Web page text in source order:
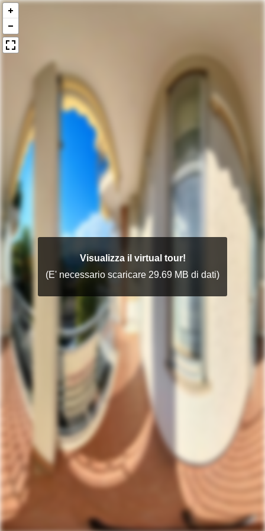
Visualizza il virtual tour!
(E' necessario scaricare 29.69 MB di dati)